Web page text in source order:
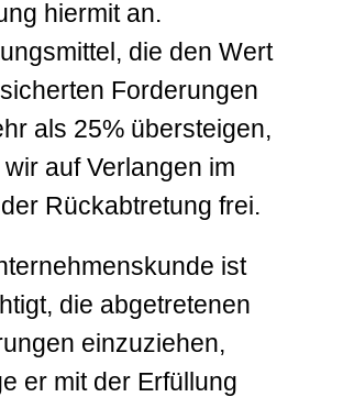
hiermit an.
die den Wert
Forderungen
als 25% übersteigen,
auf Verlangen im
Rückabtretung frei.
ist
die abgetretenen
einzuziehen,
er mit der Erfüllung